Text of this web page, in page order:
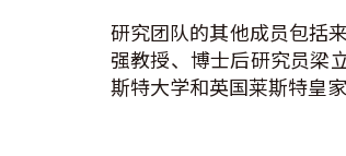
研究团队的其他成员包括
强教授、博士后研究员梁
斯特大学和英国莱斯特皇